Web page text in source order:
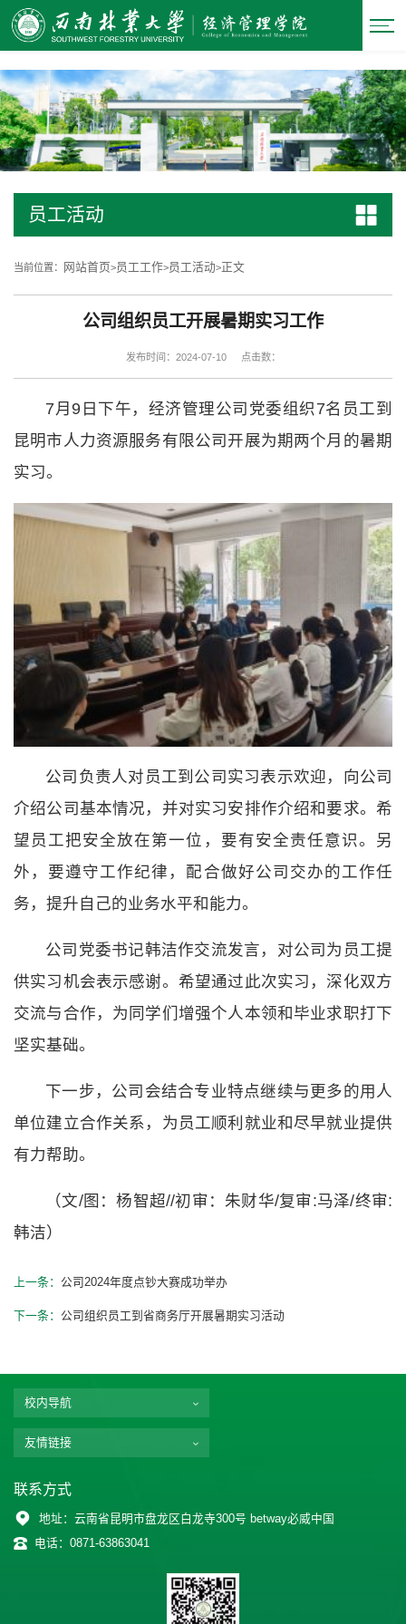
中国·必威(西汉姆联)官方网站-Officials Website
员工活动
当前位置： 网站首页>员工工作>员工活动>正文
公司组织员工开展暑期实习工作
发布时间：2024-07-10 点击数：
7月9日下午，经济管理公司党委组织7名员工到
昆明市人力资源服务有限公司开展为期两个月的暑期
实习。
公司负责人对员工到公司实习表示欢迎，向公司
介绍公司基本情况，并对实习安排作介绍和要求。希
望员工把安全放在第一位，要有安全责任意识。另
外，要遵守工作纪律，配合做好公司交办的工作任
务，提升自己的业务水平和能力。
公司党委书记韩洁作交流发言，对公司为员工提
供实习机会表示感谢。希望通过此次实习，深化双方
交流与合作，为同学们增强个人本领和毕业求职打下
坚实基础。
下一步，公司会结合专业特点继续与更多的用人
单位建立合作关系，为员工顺利就业和尽早就业提供
有力帮助。
（文/图：杨智超//初审：朱财华/复审:马泽/终审:
韩洁）
上一条： 公司2024年度点钞大赛成功举办
下一条： 公司组织员工到省商务厅开展暑期实习活动
校内导航
友情链接
联系方式
地址：云南省昆明市盘龙区白龙寺300号 betway必威中国
电话：0871-63863041